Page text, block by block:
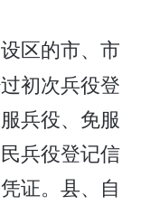
区的市、市
初次兵役登
兵役、免服
兵役登记信
证。县、自